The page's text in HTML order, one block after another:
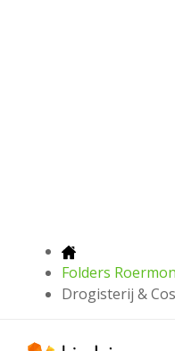
Folders
Drogisterij &